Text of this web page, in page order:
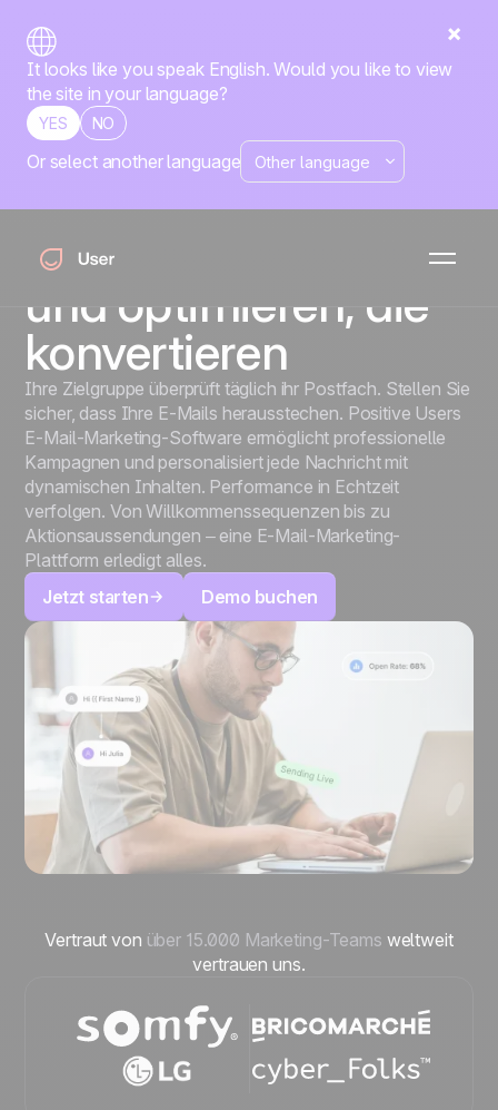
It looks like you speak English. Would you like to view
the site in your language?
YES NO
Or select another language
Email Marketing
E-Mail-Kampagnen
erstellen, versenden
und optimieren, die
konvertieren
Ihre Zielgruppe überprüft täglich ihr Postfach. Stellen Sie
sicher, dass Ihre E-Mails herausstechen. Positive Users
E-Mail-Marketing-Software ermöglicht professionelle
Kampagnen und personalisiert jede Nachricht mit
dynamischen Inhalten. Performance in Echtzeit
verfolgen. Von Willkommenssequenzen bis zu
Aktionsaussendungen – eine E-Mail-Marketing-
Plattform erledigt alles.
Jetzt starten
Demo buchen
Vertraut von über 15.000 Marketing-Teams weltweit
vertrauen uns.